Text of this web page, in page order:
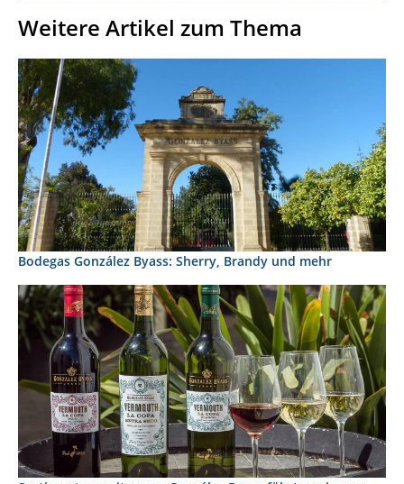
Weitere Artikel zum Thema
Bodegas González Byass: Sherry, Brandy und mehr